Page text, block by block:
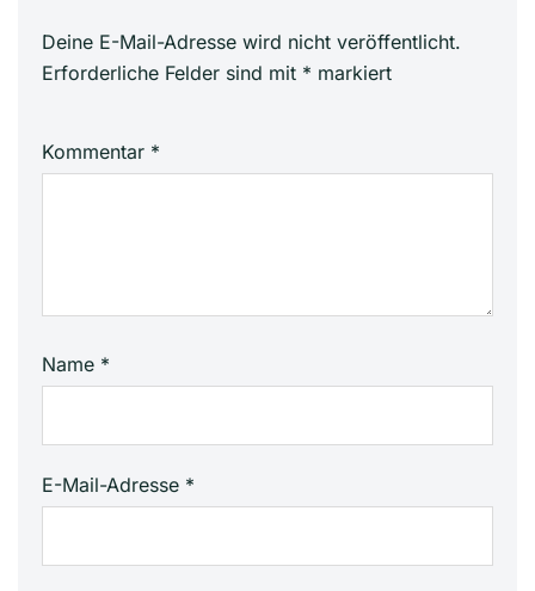
Deine E-Mail-Adresse wird nicht veröffentlicht.
Erforderliche Felder sind mit * markiert
Kommentar *
Name *
E-Mail-Adresse *